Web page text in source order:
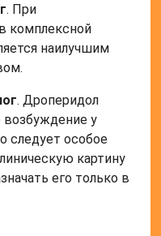
. При
комплексной
наилучшим
. Дроперидол
у
следует особое
картину
его только в